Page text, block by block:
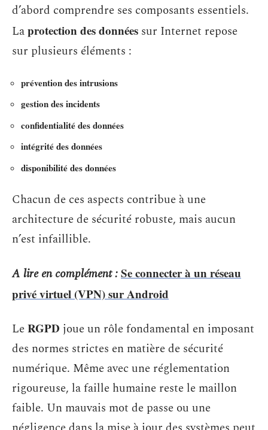
d’abord comprendre ses composants essentiels.
Laprotection des données sur Internet repose
sur plusieurs éléments :
prévention des intrusions
gestion des incidents
confidentialité des données
intégrité des données
disponibilité des données
Chacun de ces aspects contribue à une
architecture de sécurité robuste, mais aucun
n’est infaillible.
A lire en complément :Se connecter à un réseau
privé virtuel (VPN) sur Android
LeRGPD joue un rôle fondamental en imposant
des normes strictes en matière de sécurité
numérique. Même avec une réglementation
rigoureuse, la faille humaine reste le maillon
faible. Un mauvais mot de passe ou une